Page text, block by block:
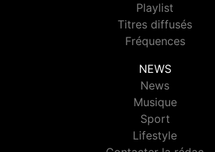
Playlist
Titres diffusés
Fréquences
NEWS
News
Musique
Sport
Lifestyle